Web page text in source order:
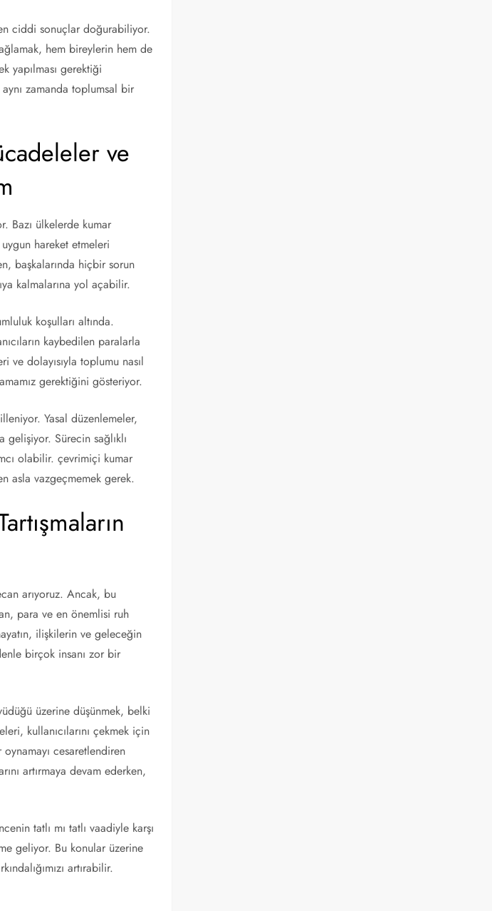
ciddi sonuçlar doğurabiliyor.
hem bireylerin hem de
yapılması gerektiği
zamanda toplumsal bir
ve
Bazı ülkelerde kumar
hareket etmeleri
başkalarında hiçbir sorun
kalmalarına yol açabilir.
koşulları altında.
kaybedilen paralarla
ve dolayısıyla toplumu nasıl
gerektiğini gösteriyor.
Yasal düzenlemeler,
gelişiyor. Sürecin sağlıklı
olabilir. çevrimiçi kumar
asla vazgeçmemek gerek.
arıyoruz. Ancak, bu
para ve en önemlisi ruh
ilişkilerin ve geleceğin
birçok insanı zor bir
üzerine düşünmek, belki
kullanıcılarını çekmek için
cesaretlendiren
artırmaya devam ederken,
tatlı mı tatlı vaadiyle karşı
geliyor. Bu konular üzerine
artırabilir.